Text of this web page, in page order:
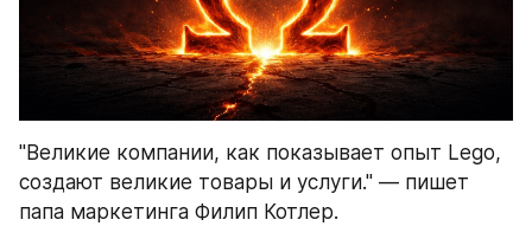
"Великие компании, как показывает опыт Lego,
создают великие товары и услуги." — пишет
папа маркетинга Филип Котлер.